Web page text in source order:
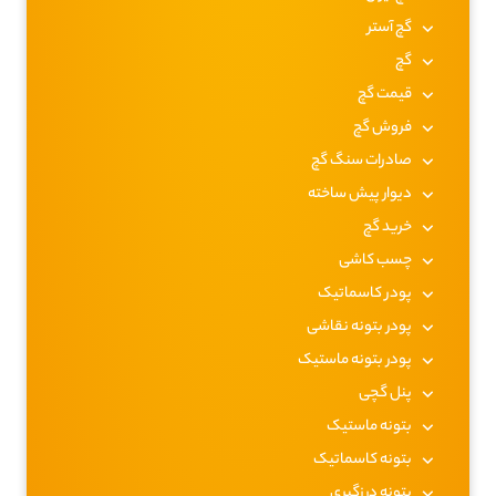
گچ آستر
گچ
قیمت گچ
فروش گچ
صادرات سنگ گچ
دیوار پیش ساخته
خرید گچ
چسب کاشی
پودر کاسماتیک
پودر بتونه نقاشی
پودر بتونه ماستیک
پنل گچی
بتونه ماستیک
بتونه کاسماتیک